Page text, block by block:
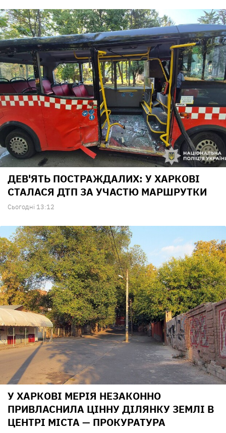
ДЕВ'ЯТЬ ПОСТРАЖДАЛИХ: У ХАРКОВІ
СТАЛАСЯ ДТП ЗА УЧАСТЮ МАРШРУТКИ
Сьогодні 13:12
У ХАРКОВІ МЕРІЯ НЕЗАКОННО
ПРИВЛАСНИЛА ЦІННУ ДІЛЯНКУ ЗЕМЛІ В
ЦЕНТРІ МІСТА — ПРОКУРАТУРА